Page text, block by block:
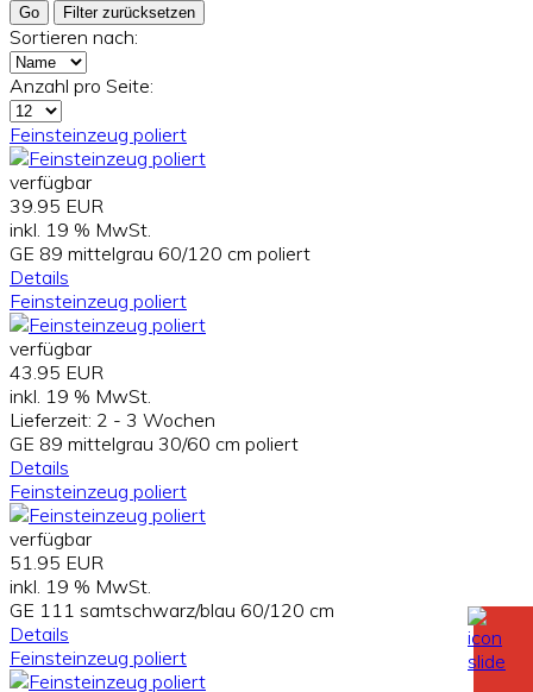
Go Filter zurücksetzen
Sortieren nach:
Anzahl pro Seite:
Feinsteinzeug poliert
verfügbar
39.95 EUR
inkl. 19 % MwSt.
GE 89 mittelgrau 60/120 cm poliert
Details
Feinsteinzeug poliert
verfügbar
43.95 EUR
inkl. 19 % MwSt.
Lieferzeit: 2 - 3 Wochen
GE 89 mittelgrau 30/60 cm poliert
Details
Feinsteinzeug poliert
verfügbar
51.95 EUR
inkl. 19 % MwSt.
GE 111 samtschwarz/blau 60/120 cm
Details
Feinsteinzeug poliert